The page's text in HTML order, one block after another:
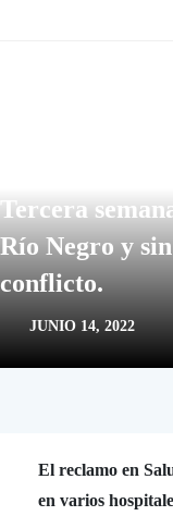
Tercera
Río Negro y
conflicto.
JUNIO 14, 2022
El reclamo en
en varios